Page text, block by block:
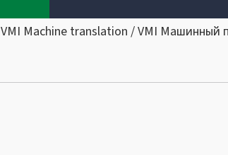
VMI Machine translation / VMI Машинный